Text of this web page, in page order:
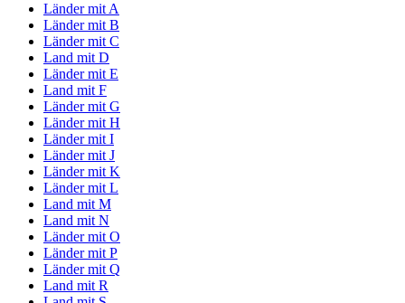
Länder mit A
Länder mit B
Länder mit C
Land mit D
Länder mit E
Land mit F
Länder mit G
Länder mit H
Länder mit I
Länder mit J
Länder mit K
Länder mit L
Land mit M
Land mit N
Länder mit O
Länder mit P
Länder mit Q
Land mit R